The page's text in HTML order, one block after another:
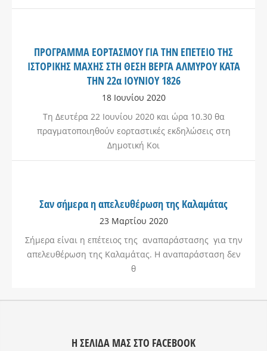
ΠΡΟΓΡΑΜΜΑ ΕΟΡΤΑΣΜΟΥ ΓΙΑ ΤΗΝ ΕΠΕΤΕΙΟ ΤΗΣ
ΙΣΤΟΡΙΚΗΣ ΜΑΧΗΣ ΣΤΗ ΘΕΣΗ ΒΕΡΓΑ ΑΛΜΥΡΟΥ ΚΑΤΑ
ΤΗΝ 22α ΙΟΥΝΙΟΥ 1826
18 Ιουνίου 2020
Τη Δευτέρα 22 Ιουνίου 2020 και ώρα 10.30 θα
πραγματοποιηθούν εορταστικές εκδηλώσεις στη
Δημοτική Κοι
Σαν σήμερα η απελευθέρωση της Καλαμάτας
23 Μαρτίου 2020
Σήμερα είναι η επέτειος της αναπαράστασης για την
απελευθέρωση της Καλαμάτας. Η αναπαράσταση δεν
θ
Η ΣΕΛΊΔΑ ΜΑΣ ΣΤΟ FACEBOOK